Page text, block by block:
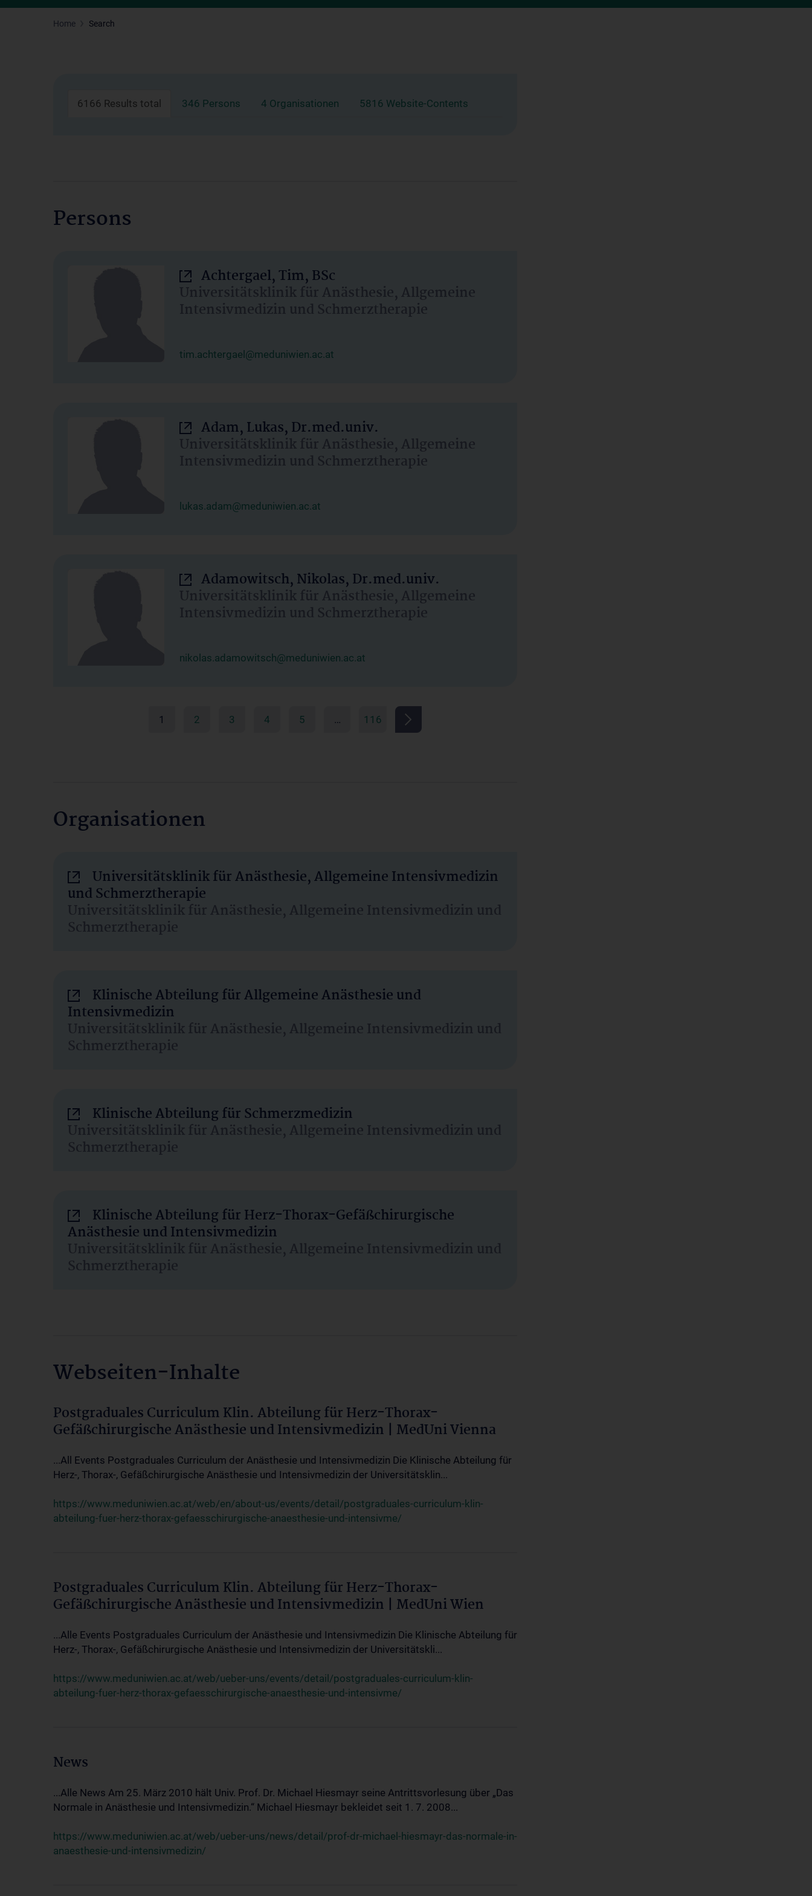
Home Search
6166 Results total 346 Persons 4 Organisationen 5816 Website-Contents
Persons
Achtergael, Tim, BSc
Universitätsklinik für Anästhesie, Allgemeine
Intensivmedizin und Schmerztherapie
tim.achtergael@meduniwien.ac.at
Adam, Lukas, Dr.med.univ.
Universitätsklinik für Anästhesie, Allgemeine
Intensivmedizin und Schmerztherapie
lukas.adam@meduniwien.ac.at
Adamowitsch, Nikolas, Dr.med.univ.
Universitätsklinik für Anästhesie, Allgemeine
Intensivmedizin und Schmerztherapie
nikolas.adamowitsch@meduniwien.ac.at
1 2 3 4 5 … 116
Organisationen
Universitätsklinik für Anästhesie, Allgemeine Intensivmedizin
und Schmerztherapie
Universitätsklinik für Anästhesie, Allgemeine Intensivmedizin und
Schmerztherapie
Klinische Abteilung für Allgemeine Anästhesie und
Intensivmedizin
Universitätsklinik für Anästhesie, Allgemeine Intensivmedizin und
Schmerztherapie
Klinische Abteilung für Schmerzmedizin
Universitätsklinik für Anästhesie, Allgemeine Intensivmedizin und
Schmerztherapie
Klinische Abteilung für Herz-Thorax-Gefäßchirurgische
Anästhesie und Intensivmedizin
Universitätsklinik für Anästhesie, Allgemeine Intensivmedizin und
Schmerztherapie
Webseiten-Inhalte
Postgraduales Curriculum Klin. Abteilung für Herz-Thorax-
Gefäßchirurgische Anästhesie und Intensivmedizin | MedUni Vienna
...All Events Postgraduales Curriculum der Anästhesie und Intensivmedizin Die Klinische Abteilung für
Herz-, Thorax-, Gefäßchirurgische Anästhesie und Intensivmedizin der Universitätsklin...
https://www.meduniwien.ac.at/web/en/about-us/events/detail/postgraduales-curriculum-klin-
abteilung-fuer-herz-thorax-gefaesschirurgische-anaesthesie-und-intensivme/
Postgraduales Curriculum Klin. Abteilung für Herz-Thorax-
Gefäßchirurgische Anästhesie und Intensivmedizin | MedUni Wien
...Alle Events Postgraduales Curriculum der Anästhesie und Intensivmedizin Die Klinische Abteilung für
Herz-, Thorax-, Gefäßchirurgische Anästhesie und Intensivmedizin der Universitätskli...
https://www.meduniwien.ac.at/web/ueber-uns/events/detail/postgraduales-curriculum-klin-
abteilung-fuer-herz-thorax-gefaesschirurgische-anaesthesie-und-intensivme/
News
...Alle News Am 25. März 2010 hält Univ. Prof. Dr. Michael Hiesmayr seine Antrittsvorlesung über „Das
Normale in Anästhesie und Intensivmedizin.“ Michael Hiesmayr bekleidet seit 1. 7. 2008...
https://www.meduniwien.ac.at/web/ueber-uns/news/detail/prof-dr-michael-hiesmayr-das-normale-in-
anaesthesie-und-intensivmedizin/